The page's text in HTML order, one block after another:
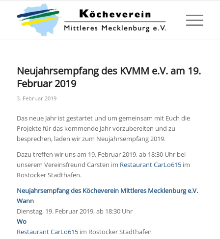
Neujahrsempfang des KVMM e.V. am 19.
Februar 2019
3. Februar 2019
Das neue Jahr ist gestartet und um gemeinsam mit Euch die
Projekte für das kommende Jahr vorzubereiten und zu
besprechen, laden wir zum Neujahrsempfang 2019.
Dazu treffen wir uns am 19. Februar 2019, ab 18:30 Uhr bei
unserem Vereinsfreund Carsten im Restaurant CarLo615im
Rostocker Stadthafen.
Neujahrsempfang des Köcheverein Mittleres Mecklenburg e.V.
Wann
Dienstag, 19. Februar 2019, ab 18:30 Uhr
Wo
Restaurant CarLo615im Rostocker Stadthafen